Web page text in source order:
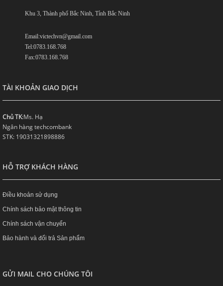
Khu 3, Thành phố Bắc Ninh, Tỉnh Bắc Ninh
Email:victechvn@gmail.com
Tel:0783.168.768
Fax:0783.168.768
TÀI KHOẢN GIAO DỊCH
Chủ TK:Ms. Hạ
Ngân hàng techcombank
STK: 19031321898886
HỖ TRỢ KHÁCH HÀNG
Điều khoản sử dụng
Chính sách bảo mật thông tin
Chính sách vận chuyển
Bảo hành và đổi trả Sản phẩm
GỬI MAIL CHO CHÚNG TÔI